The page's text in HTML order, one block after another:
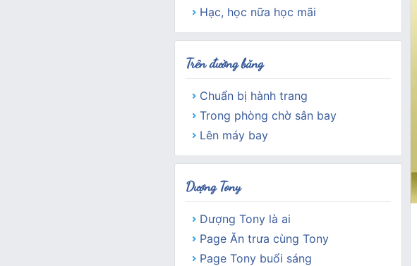
Hạc, học nữa học mãi
Trên đường băng
Chuẩn bị hành trang
Trong phòng chờ sân bay
Lên máy bay
Dượng Tony
Dượng Tony là ai
Page Ăn trưa cùng Tony
Page Tony buổi sáng